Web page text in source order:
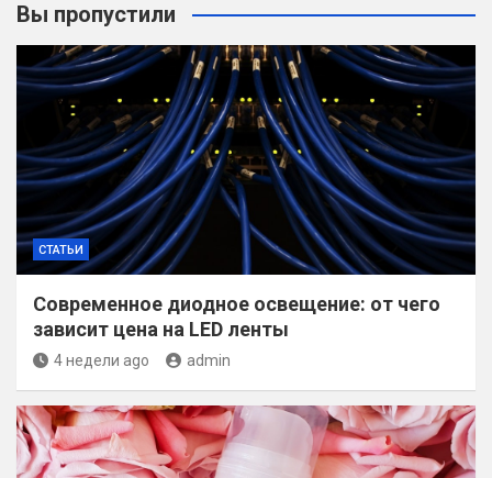
Вы пропустили
СТАТЬИ
Современное диодное освещение: от чего
зависит цена на LED ленты
4 недели ago admin